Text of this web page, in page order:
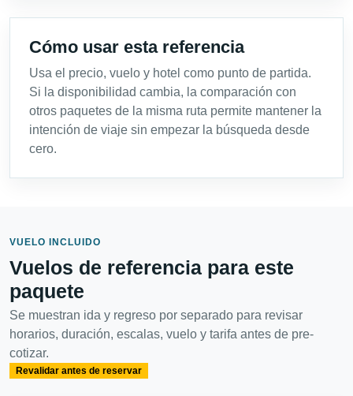
Cómo usar esta referencia
Usa el precio, vuelo y hotel como punto de partida.
Si la disponibilidad cambia, la comparación con
otros paquetes de la misma ruta permite mantener la
intención de viaje sin empezar la búsqueda desde
cero.
VUELO INCLUIDO
Vuelos de referencia para este
paquete
Se muestran ida y regreso por separado para revisar
horarios, duración, escalas, vuelo y tarifa antes de pre-
cotizar.
Revalidar antes de reservar